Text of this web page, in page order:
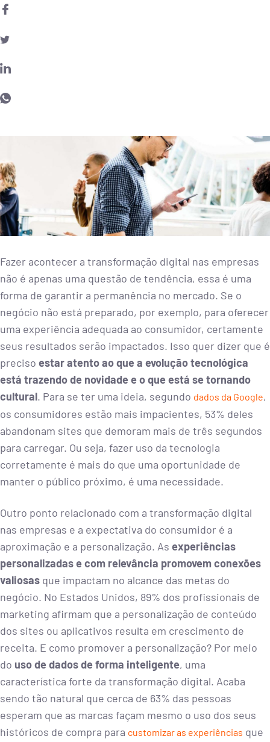
Fazer acontecer a transformação digital nas empresas
não é apenas uma questão de tendência, essa é uma
forma de garantir a permanência no mercado. Se o
negócio não está preparado, por exemplo, para oferecer
uma experiência adequada ao consumidor, certamente
seus resultados serão impactados. Isso quer dizer que é
preciso estar atento ao que a evolução tecnológica
está trazendo de novidade e o que está se tornando
cultural. Para se ter uma ideia, segundo dados da Google,
os consumidores estão mais impacientes, 53% deles
abandonam sites que demoram mais de três segundos
para carregar. Ou seja, fazer uso da tecnologia
corretamente é mais do que uma oportunidade de
manter o público próximo, é uma necessidade.
Outro ponto relacionado com a transformação digital
nas empresas e a expectativa do consumidor é a
aproximação e a personalização. As experiências
personalizadas e com relevância promovem conexões
valiosas que impactam no alcance das metas do
negócio. No Estados Unidos, 89% dos profissionais de
marketing afirmam que a personalização de conteúdo
dos sites ou aplicativos resulta em crescimento de
receita. E como promover a personalização? Por meio
do uso de dados de forma inteligente, uma
característica forte da transformação digital. Acaba
sendo tão natural que cerca de 63% das pessoas
esperam que as marcas façam mesmo o uso dos seus
históricos de compra para customizar as experiências que